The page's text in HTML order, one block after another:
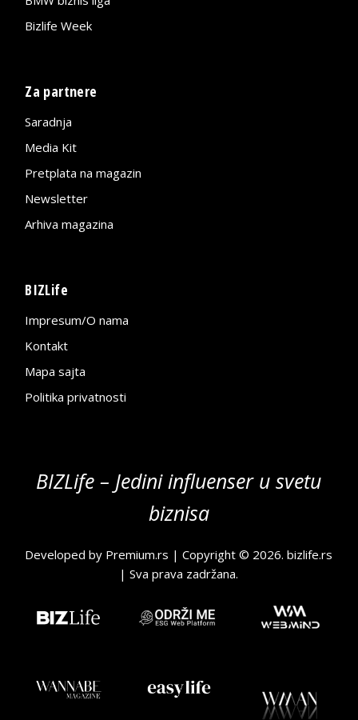
Bizlife Week
Za partnere
Saradnja
Media Kit
Pretplata na magazin
Newsletter
Arhiva magazina
BIZLife
Impresum/O nama
Kontakt
Mapa sajta
Politika privatnosti
BIZLife – Jedini influenser u svetu
biznisa
Developed by Premium.rs | Copyright © 2026.bizlife.rs
| Sva prava zadržana.